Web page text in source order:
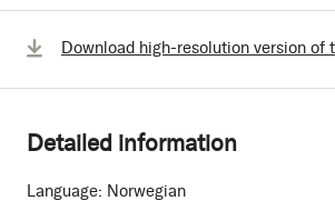
Download high-resolution version of
Detailed information
Language: Norwegian